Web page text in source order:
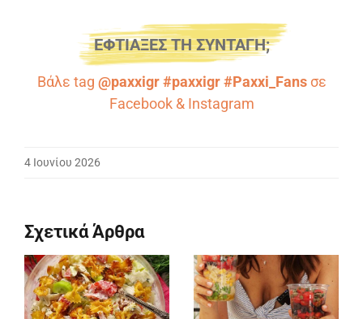
ΕΦΤΙΑΞΕΣ ΤΗ ΣΥΝΤΑΓΗ;
Βάλε tag @paxxigr #paxxigr #Paxxi_Fansσε
Facebook& Instagram
4 Ιουνίου 2026
Σχετικά Άρθρα